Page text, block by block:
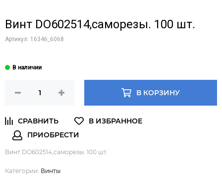
Винт DO602514,саморезы. 100 шт.
Артикул: 16346_6068
В КОРЗИНУ
Винт DO602514,саморезы. 100 шт.
Категории: Винты